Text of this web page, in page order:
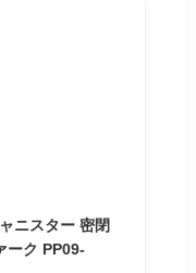
ニスター 密閉
ーク PP09-